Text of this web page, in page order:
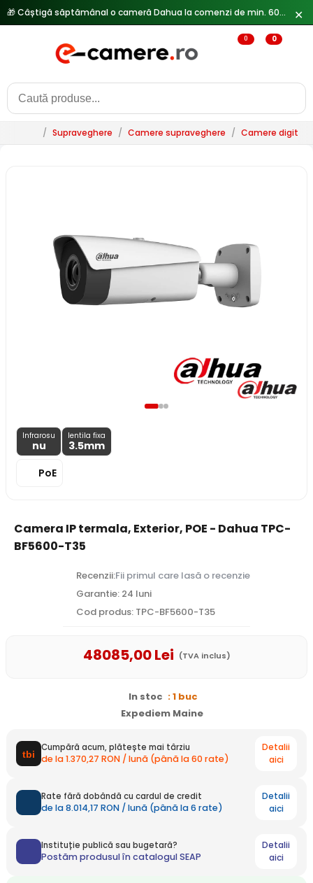
✕
0 0
/ Supraveghere / Camere supraveghere / Camere digitale
Infrarosu
nu
lentila fixa
3.5mm
PoE
Camera IP termala, Exterior, POE - Dahua TPC-
BF5600-T35
Recenzii:Fii primul care lasă o recenzie
Garantie: 24 luni
Cod produs: TPC-BF5600-T35
48085,00Lei (TVA inclus)
In stoc : 1 buc
Expediem Maine
Cumpără acum, plătește mai târziu
de la 1.370,27 RON / lună (până la 60 rate)
Detalii
aici
Rate fără dobândă cu cardul de credit
de la 8.014,17 RON / lună (până la 6 rate)
Detalii
aici
Instituție publică sau bugetară?
Postăm produsul în catalogul SEAP
Detalii
aici